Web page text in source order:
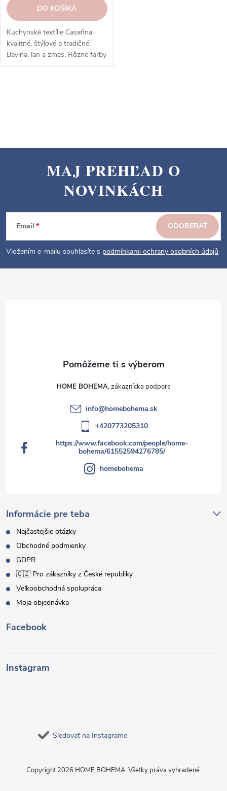
DO KOŠÍKA
Kuchynské textílie Casafina:
kvalitné, štýlové a tradičné.
Bavlna, ľan a zmes. Rôzne farby
a vzory. Hodí sa k riadu a
d
p
v
k
y
p
e
MAJ PREHĽAD O
NOVINKÁCH
Email
Vložením e-mailu souhlasíte s podmínkami ochrany osobních údajů
ODOBERAŤ
Informácie pre teba
Najčastejšie otázky
Obchodné podmienky
GDPR
🇨🇿 Pro zákazníky z České republiky
Veľkoobchodná spolupráca
Moja objednávka
HOME BOHEMA
info@homebohema.sk
+420773205310
https://www.facebook.com/people/home-
bohema/61552594276785/
homebohema
Facebook
Instagram
Sledovať na Instagrame
Copyright 2026 HOME BOHEMA. Všetky práva vyhradené.